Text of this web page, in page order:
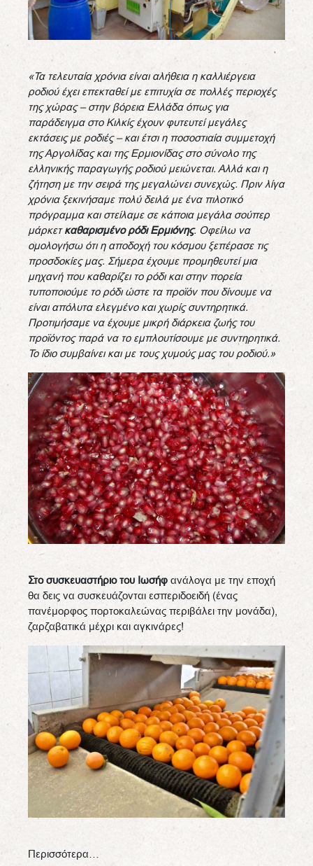
«Τα τελευταία χρόνια είναι αλήθεια η καλλιέργεια
ροδιού έχει επεκταθεί με επιτυχία σε πολλές περιοχές
της χώρας – στην βόρεια Ελλάδα όπως για
παράδειγμα στο Κιλκίς έχουν φυτευτεί μεγάλες
εκτάσεις με ροδιές – και έτσι η ποσοστιαία συμμετοχή
της Αργολίδας και της Ερμιονίδας στο σύνολο της
ελληνικής παραγωγής ροδιού μειώνεται. Αλλά και η
ζήτηση με την σειρά της μεγαλώνει συνεχώς. Πριν λίγα
χρόνια ξεκινήσαμε πολύ δειλά με ένα πιλοτικό
πρόγραμμα και στείλαμε σε κάποια μεγάλα σούπερ
μάρκετκαθαρισμένο ρόδι Ερμιόνης. Οφείλω να
ομολογήσω ότι η αποδοχή του κόσμου ξεπέρασε τις
προσδοκίες μας. Σήμερα έχουμε προμηθευτεί μια
μηχανή που καθαρίζει το ρόδι και στην πορεία
τυποποιούμε το ρόδι ώστε τα προϊόν που δίνουμε να
είναι απόλυτα ελεγμένο και χωρίς συντηρητικά.
Προτιμήσαμε να έχουμε μικρή διάρκεια ζωής του
προϊόντος παρά να το εμπλουτίσουμε με συντηρητικά.
Το ίδιο συμβαίνει και με τους χυμούς μας του ροδιού.»
Στο συσκευαστήριο του Ιωσήφ ανάλογα με την εποχή
θα δεις να συσκευάζονται εσπεριδοειδή (ένας
πανέμορφος πορτοκαλεώνας περιβάλει την μονάδα),
ζαρζαβατικά μέχρι και αγκινάρες!
Περισσότερα…